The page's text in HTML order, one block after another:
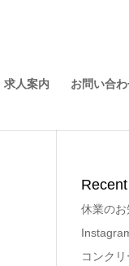
求人案内 お問い合
休業の
コンク